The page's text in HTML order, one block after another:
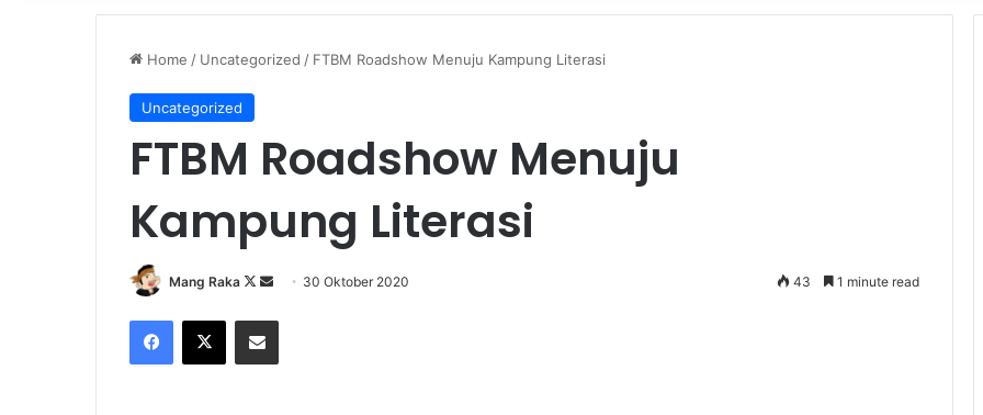
Home / Uncategorized / FTBM Roadshow Menuju Kampung Literasi
Uncategorized
FTBM Roadshow Menuju
Kampung Literasi
Mang Raka
Follow
X
Send 30 Oktober 2020 43 1 minute read
Facebook
X Share via Email